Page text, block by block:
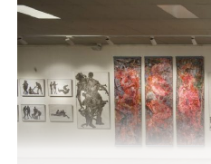
який би наглядав за
Єдиний вихід, кажуть
фреску, а для цього за
“зміцнити її 12 шарами
п’ятьма тоннами сталі, а
футовий кран, щоб забрати
Хант Слонем
Слонем, зі свого боку,